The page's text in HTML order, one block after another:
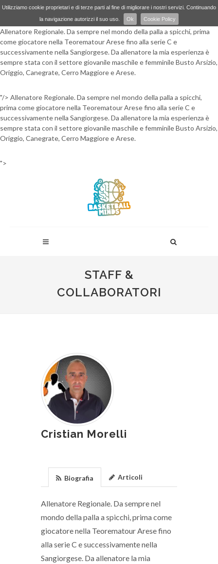
Utilizziamo cookie proprietari e di terze parti al fine di migliorare i nostri servizi. Continuando
la navigazione autorizzi il suo uso.
Ok Cookie Policy
Allenatore Regionale. Da sempre nel mondo della palla a spicchi, prima
come giocatore nella Teorematour Arese fino alla serie C e
successivamente nella Sangiorgese. Da allenatore la mia esperienza è
sempre stata con il settore giovanile maschile e femminile Busto Arsizio,
Origgio, Canegrate, Cerro Maggiore e Arese.
"/> Allenatore Regionale. Da sempre nel mondo della palla a spicchi,
prima come giocatore nella Teorematour Arese fino alla serie C e
successivamente nella Sangiorgese. Da allenatore la mia esperienza è
sempre stata con il settore giovanile maschile e femminile Busto Arsizio,
Origgio, Canegrate, Cerro Maggiore e Arese.
">
STAFF &
COLLABORATORI
Cristian Morelli
Biografia Articoli
Allenatore Regionale. Da sempre nel
mondo della palla a spicchi, prima come
giocatore nella Teorematour Arese fino
alla serie C e successivamente nella
Sangiorgese. Da allenatore la mia